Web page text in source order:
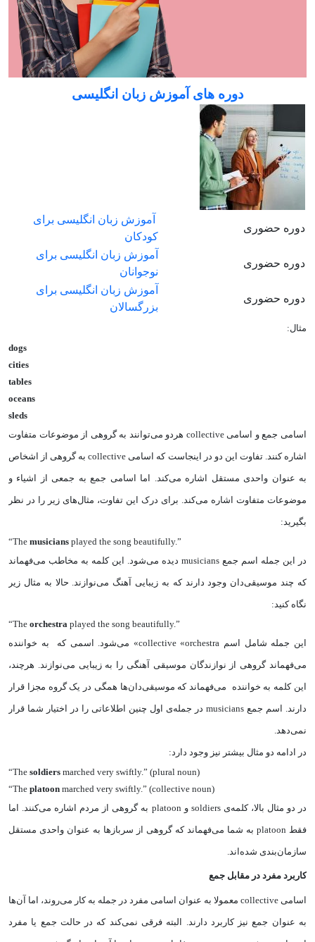
دوره های آموزش زبان انگلیسی
دوره حضوری
آموزش زبان انگلیسی برای
کودکان
دوره حضوری
آموزش زبان انگلیسی برای
نوجوانان
دوره حضوری
آموزش زبان انگلیسی برای
بزرگسالان
مثال:
dogs
cities
tables
oceans
sleds
اسامی جمع و اسامی collective هردو می‌توانند به گروهی از موضوعات متفاوت
اشاره کنند. تفاوت این دو در اینجاست که اسامی collective به گروهی از اشخاص
به عنوان واحدی مستقل اشاره می‌کند. اما اسامی جمع به جمعی از اشیاء‌ و
موضوعات متفاوت اشاره می‌کند. برای درک این تفاوت، مثال‌های زیر را در نظر
بگیرید:
“The musicians played the song beautifully.”
در این جمله اسم جمع musicians دیده می‌شود. این کلمه به مخاطب می‌فهماند
که چند موسیقی‌دان وجود دارند که به زیبایی آهنگ می‌نوازند. حالا به مثال زیر
نگاه کنید:
“The orchestra played the song beautifully.”
این جمله شامل اسم collective «orchestra» می‌شود. اسمی که به خواننده
می‌فهماند گروهی از نوازندگان موسیقی آهنگی را به زیبایی می‌نوازند. هرچند،
این کلمه به خواننده می‌فهماند که موسیقی‌‌دان‌ها همگی در یک گروه مجزا قرار
دارند. اسم جمع musicians در جمله‌ی اول چنین اطلاعاتی را در اختیار شما قرار
نمی‌دهد.
در ادامه دو مثال بیشتر نیز وجود دارد:‌
“The soldiers marched very swiftly.” (plural noun)
“The platoon marched very swiftly.” (collective noun)
در دو مثال بالا، کلمه‌ی soldiers و platoon به گروهی از مردم اشاره می‌کنند. اما
فقط platoon به شما می‌فهماند که گروهی از سربازها به عنوان واحدی مستقل
سازمان‌بندی شده‌اند.
کاربرد مفرد در مقابل جمع
اسامی collective معمولا به عنوان اسامی مفرد در جمله به کار می‌روند، اما آن‌ها
به عنوان جمع نیز کاربرد دارند. البته فرقی نمی‌کند که در حالت جمع یا مفرد